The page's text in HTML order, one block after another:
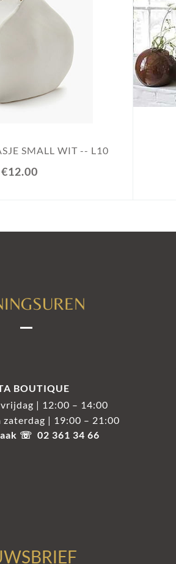
SMALL WIT -- L10
€12.00
BOUTIQUE
| 12:00 – 14:00
zaterdag | 19:00 – 21:00
☏ 02 361 34 66